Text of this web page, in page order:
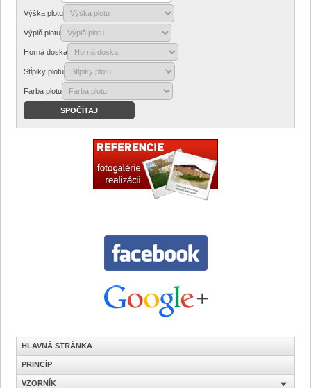
Výška plotu
Výplň plotu
Horná doska
Stĺpiky plotu
Farba plotu
HLAVNÁ STRÁNKA
PRINCÍP
VZORNÍK